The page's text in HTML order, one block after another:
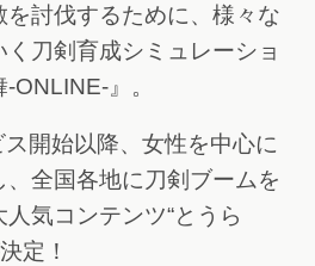
討伐するために、様々な
刀剣育成シミュレーショ
ONLINE-』。
開始以降、女性を中心に
全国各地に刀剣ブームを
気コンテンツ“とうら
定！